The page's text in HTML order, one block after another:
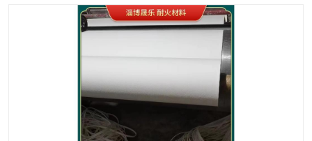
硅酸铝纤维毡 硅酸铝模块